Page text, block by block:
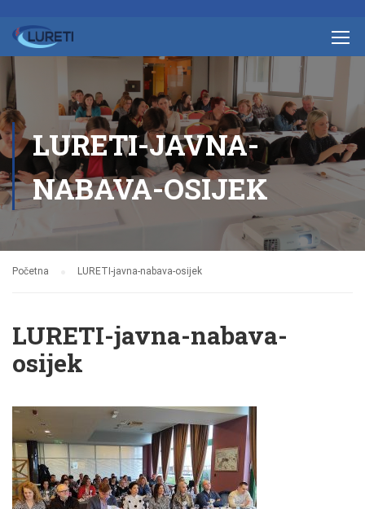
LURETI-JAVNA-
NABAVA-OSIJEK
Početna LURETI-javna-nabava-osijek
LURETI-javna-nabava-
osijek